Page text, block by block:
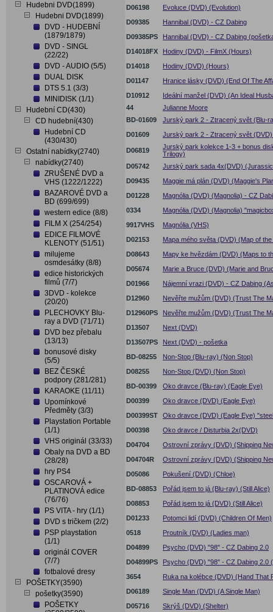
Hudebni DVD(1899)
Hudebni DVD(1899)
DVD - HUDEBNÍ
(1879/1879)
DVD - SINGL
(22/22)
DVD - AUDIO (5/5)
DUAL DISK
DTS 5.1 (3/3)
MINIDISK (1/1)
Hudební CD(430)
CD hudební(430)
Hudební CD
(430/430)
Ostatní nabídky(2740)
nabídky(2740)
ZRUŠENÉ DVD a
VHS (1222/1222)
BAZAROVÉ DVD a
BD (699/699)
western edice (8/8)
FILM X (254/254)
EDICE FILMOVÉ
KLENOTY (51/51)
milujeme
osmdesátky (8/8)
edice historických
filmů (7/7)
3DVD - kolekce
(20/20)
PLECHOVKY Blu-
ray a DVD (71/71)
DVD bez přebalu
(13/13)
bonusové disky
(5/5)
BEZ ČESKÉ
podpory (281/281)
KARAOKE (11/11)
Upomínkové
Předměty (3/3)
Playstation Portable
(1/1)
VHS originál (33/33)
Obaly na DVD a BD
(28/28)
hry PS4
OSCAROVÁ +
PLATINOVÁ edice
(76/76)
PS VITA - hry (1/1)
DVD s tričkem (2/2)
PSP playstation
(1/1)
originál COVER
(7/7)
fotbalové dresy
POŠETKY(3590)
pošetky(3590)
POŠETKY
D06198
Evoluce (DVD) (Evolution)
D09385
Hannibal (DVD) - CZ Dabing
D09385PS
Hannibal (DVD) - CZ Dabing
D14018FX
Hodiny (DVD) - FilmX (Hours)
D14018
Hodiny (DVD) (Hours)
D01147
Hranice lásky (DVD) (End Of The
D10912
Ideální manžel (DVD) (An Ideal
44
Julianne Moore
BD-01609
Jurský park 2 - Ztracený svět (Blu-
D01609
Jurský park 2 - Ztracený svět
D06819
Jurský park kolekce 1-3 + bonus
Trilogy)
D05742
Jurský park sada 4x(DVD)
D09435
Maggie má plán (DVD) (Maggie's
D01228
Magnólia (DVD) (Magnolia) - CZ
0334
Magnólia (DVD) (Magnolia)
9917VHS
Magnólia (VHS)
D02153
Mapa mého světa (DVD) (Map of
D08643
Mapy ke hvězdám (DVD) (Maps to
D05674
Marie a Bruce (DVD) (Marie and
D01966
Nájemní vrazi (DVD) - CZ Dabing
D12960
Nevěřte mužům (DVD) (Trust The
D12960PS
Nevěřte mužům (DVD) (Trust The
D13507
Next (DVD)
D13507PS
Next (DVD) - pošetka
BD-08255
Non-Stop (Blu-ray) (Non Stop)
D08255
Non-Stop (DVD) (Non Stop)
BD-00399
Oko dravce (Blu-ray) (Eagle Eye)
D00399
Oko dravce (DVD) (Eagle Eye)
D00399ST
Oko dravce (DVD) (Eagle Eye)
D00398
Oko dravce / Disturbia 2x(DVD)
D04704
Ostrovní zprávy (DVD) (Shipping
D04704R
Ostrovní zprávy (DVD) (Shipping
D05086
Pokušení (DVD) (Chloe)
BD-08853
Pořád jsem to já (Blu-ray) (Still Alice)
D08853
Pořád jsem to já (DVD) (Still Alice)
D01233
Potomci lidí (DVD) (Children Of Men)
0518
Proutník (DVD) (Ladies man)
D04899
Psycho (DVD) "98" - CZ Dabing 2.0
D04899PS
Psycho (DVD) "98" - CZ Dabing 2.0
3654
Ruka na kolébce (DVD) (Hand That
D06189
Single Man (DVD) (A Single Man)
D05716
Skrýš (DVD) (Shelter)